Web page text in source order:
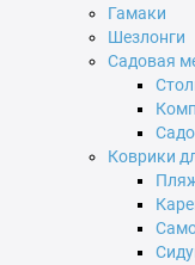
Гамаки
Шезлонги
Садовая
Коврики